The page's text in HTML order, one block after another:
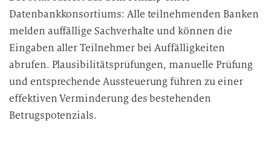
Datenbankkonsortiums: Alle teilnehmenden Banken
melden auffällige Sachverhalte und können die
Eingaben aller Teilnehmer bei Auffälligkeiten
abrufen. Plausibilitätsprüfungen, manuelle Prüfung
und entsprechende Aussteuerung führen zu einer
effektiven Verminderung des bestehenden
Betrugspotenzials.